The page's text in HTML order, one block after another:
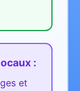
:
et